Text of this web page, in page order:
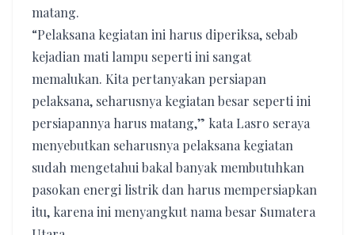
matang.
“Pelaksana kegiatan ini harus diperiksa, sebab
kejadian mati lampu seperti ini sangat
memalukan. Kita pertanyakan persiapan
pelaksana, seharusnya kegiatan besar seperti ini
persiapannya harus matang,” kata Lasro seraya
menyebutkan seharusnya pelaksana kegiatan
sudah mengetahui bakal banyak membutuhkan
pasokan energi listrik dan harus mempersiapkan
itu, karena ini menyangkut nama besar Sumatera